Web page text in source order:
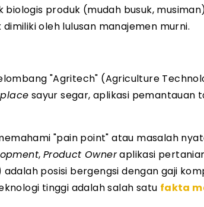
produk (mudah busuk,
oleh lulusan manajemen murni.
"Agritech" (Agriculture
sayur segar, aplikasi pemantauan
"pain point" atau masalah
, Product Owneraplikasi
posisi bergengsi dengan gaji
tinggi adalah salah satu fakta